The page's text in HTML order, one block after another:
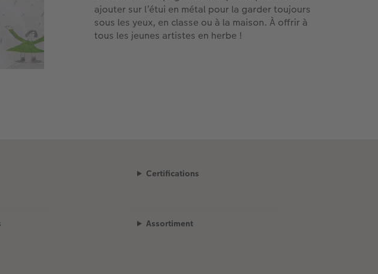
ajouter sur l’étui en métal pour la garder toujours
sous les yeux, en classe ou à la maison. À offrir à
tous les jeunes artistes en herbe !
Certifications
Assortiment